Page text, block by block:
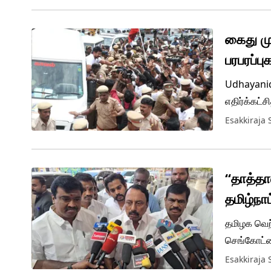
கைது
கைது
Esakkiraja
தமிழக
Esakkiraja